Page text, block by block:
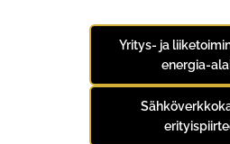
Yritys- ja
energia-